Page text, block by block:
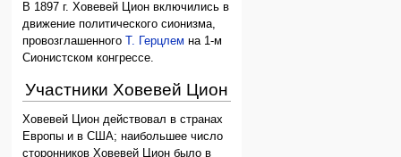
В 1897 г. Ховевей Цион включились в
движение политического сионизма,
провозглашенного
Т. Герцлем на 1-м
Сионистском конгрессе.
Участники Ховевей Цион
Ховевей Цион действовал в странах
Европы и в США; наибольшее число
сторонников Ховевей Цион было в